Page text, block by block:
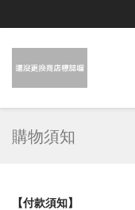
購物須知
【付款須知】